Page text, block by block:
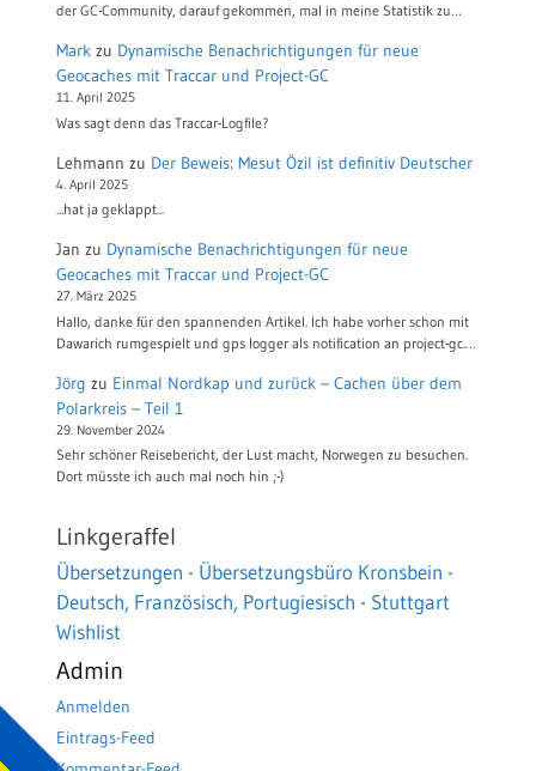
der GC-Community, darauf gekommen, mal in meine Statistik zu…
Mark zu Dynamische Benachrichtigungen für neue
Geocaches mit Traccar und Project-GC
11. April 2025
Was sagt denn das Traccar-Logfile?
Lehmann zu Der Beweis: Mesut Özil ist definitiv Deutscher
4. April 2025
...hat ja geklappt...
Jan zu Dynamische Benachrichtigungen für neue
Geocaches mit Traccar und Project-GC
27. März 2025
Hallo, danke für den spannenden Artikel. Ich habe vorher schon mit
Dawarich rumgespielt und gps logger als notification an project-gc.…
Jörg zu Einmal Nordkap und zurück – Cachen über dem
Polarkreis – Teil 1
29. November 2024
Sehr schöner Reisebericht, der Lust macht, Norwegen zu besuchen.
Dort müsste ich auch mal noch hin ;-)
Linkgeraffel
Übersetzungen - Übersetzungsbüro Kronsbein -
Deutsch, Französisch, Portugiesisch - Stuttgart
Wishlist
Admin
Anmelden
Eintrags-Feed